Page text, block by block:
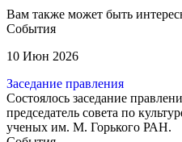
Вам также может быть
События
10 Июн 2026
Заседание правления
Состоялось заседание
председатель совета по
ученых им. М. Горького РАН.